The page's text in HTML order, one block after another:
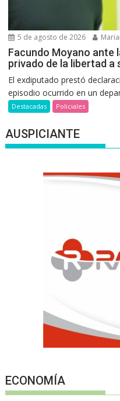
5 de agosto de 2026
Facundo Moyano ante
privado de la libertad a
El exdiputado prestó
episodio ocurrido en un
Destacadas Policiales
AUSPICIANTE
ECONOMÍA